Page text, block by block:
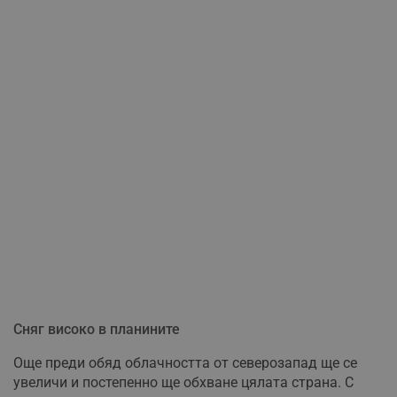
Сняг високо в планините
Още преди обяд облачността от северозапад ще се
увеличи и постепенно ще обхване цялата страна. С